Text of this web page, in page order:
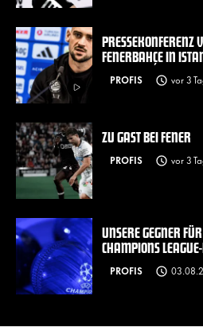
PRESSEKONFERENZ
FENERBAHÇE IN
PROFIS vor 3
ZU GAST BEI FENER
PROFIS vor 3
UNSERE GEGNER
CHAMPIONS
PROFIS